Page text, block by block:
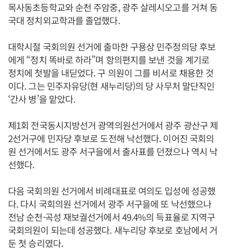
목사동초등학교와 순천 주암중, 광주 살레시오고를 거쳐 동
국대 정치외교학과를 졸업했다.
대학시절 국회의원 선거에 출마한 구용상 민주정의당 후보
에게 “정치 똑바로 하라”며 항의편지를 보낸 것을 계기로
정치에 첫발을 내딛었다. 구 의원이 그를 비서로 채용한 것
이다. 그는 민주자유당(현 새누리당)의 당 사무처 말단직인
‘간사 병’을 맡았다.
제1회 전국동시지방선거 광역의원선거에서 광주 광산구 제
2선거구에 민자당 후보로 도전해 낙선했다. 이어진 국회의
원 선거에서도 광주 서구을에서 출사표를 던졌으나 역시 낙
선했다.
다음 국회의원 선거에서 비례대표로 여의도 입성에 성공했
다. 다시 국회의원 선거에서 광주 서구을에 또 낙선했으나
전남 순천·곡성 재보궐선거에서 49.4%의 득표율로 지역구
국회의원이 되는데 성공했다. 새누리당 후보로 호남에서 거
둔 첫 승리였다.